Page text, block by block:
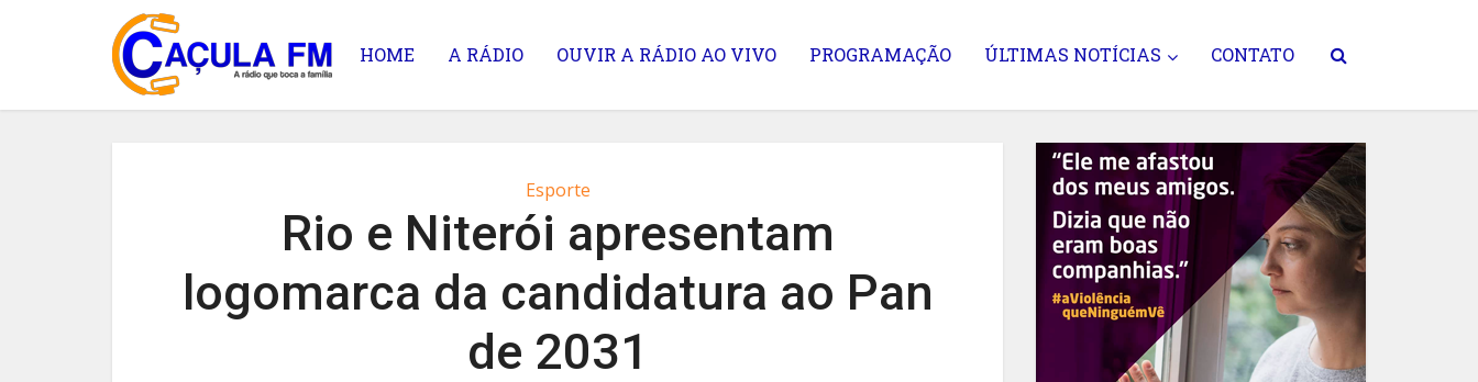
HOME A RÁDIO OUVIR A RÁDIO AO VIVO PROGRAMAÇÃO ÚLTIMAS NOTÍCIAS CONTATO
Esporte
Rio e Niterói apresentam
logomarca da candidatura ao Pan
de 2031